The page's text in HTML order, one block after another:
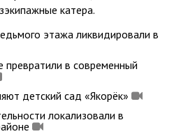
катера.
этажа ликвидировали в
превратили в современный
детский сад «Якорёк»
локализовали в